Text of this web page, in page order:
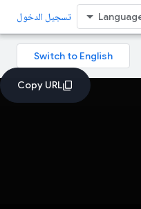
تسجيل الدخول